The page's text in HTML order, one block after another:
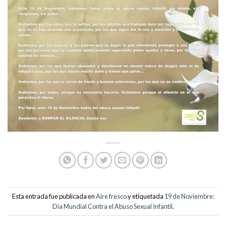
Esta entrada fue publicada enAire frescoy etiquetada 19 de Noviembre:
Día Mundial Contra el Abuso Sexual Infantil.